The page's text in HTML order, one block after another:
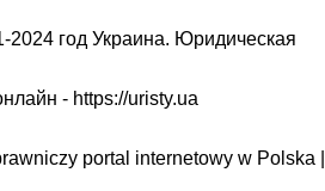
2024 год Украина. Юридическая
- https://uristy.ua
portal internetowy w Polska |